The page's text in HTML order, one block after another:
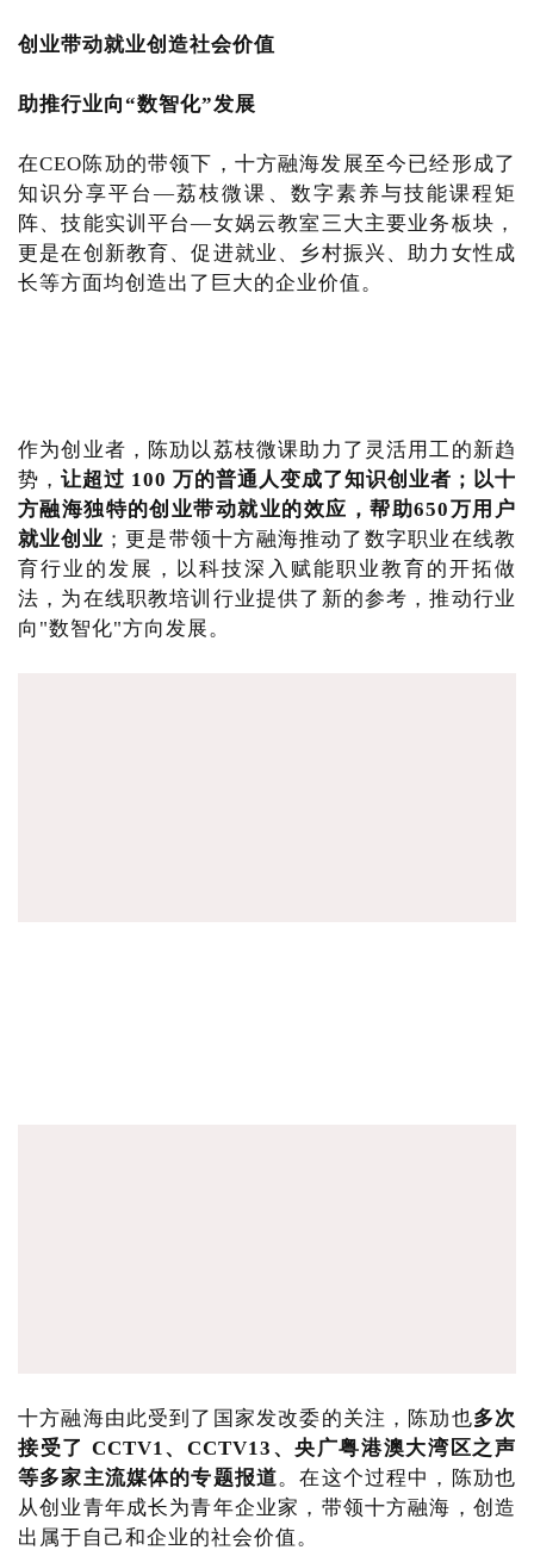
创业带动就业创造社会价值
助推行业向“数智化”发展
在CEO陈劢的带领下，十方融海发展至今已经形成了
知识分享平台—荔枝微课、数字素养与技能课程矩
阵、技能实训平台—女娲云教室三大主要业务板块，
更是在创新教育、促进就业、乡村振兴、助力女性成
长等方面均创造出了巨大的企业价值。
作为创业者，陈劢以荔枝微课助力了灵活用工的新趋
势， 让超过 100 万的普通人变成了知识创业者；以十
方融海独特的创业带动就业的效应， 帮助650万用户
就业创业 ；更是带领十方融海推动了数字职业在线教
育行业的发展，以科技深入赋能职业教育的开拓做
法，为在线职教培训行业提供了新的参考，推动行业
向"数智化"方向发展。
十方融海由此受到了国家发改委的关注，陈劢也多次
接受了 CCTV1、CCTV13、央广粤港澳大湾区之声
等多家主流媒体的专题报道。在这个过程中，陈劢也
从创业青年成长为青年企业家，带领十方融海，创造
出属于自己和企业的社会价值。